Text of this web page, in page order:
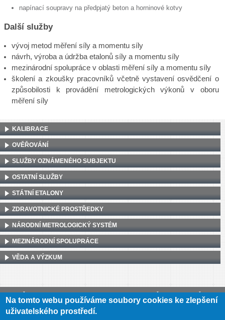
napínací soupravy na předpjatý beton a horninové kotvy
Další služby
vývoj metod měření síly a momentu síly
návrh, výroba a údržba etalonů síly a momentu síly
mezinárodní spolupráce v oblasti měření síly a momentu síly
školení a zkoušky pracovníků včetně vystavení osvědčení o
způsobilosti k provádění metrologických výkonů v oboru
měření síly
KALIBRACE
OVĚŘOVÁNÍ
SLUŽBY OZNÁMENÉHO SUBJEKTU
OSTATNÍ SLUŽBY
STÁTNÍ ETALONY
ZDRAVOTNICKÉ PROSTŘEDKY
NÁRODNÍ METROLOGICKÝ SYSTÉM
MEZINÁRODNÍ SPOLUPRÁCE
VĚDA A VÝZKUM
CZ00177016
Na tomto webu používáme soubory cookies ke zlepšení
uživatelského prostředí.